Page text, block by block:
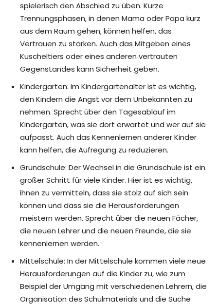
spielerisch den Abschied zu üben. Kurze
Trennungsphasen, in denen Mama oder Papa kurz
aus dem Raum gehen, können helfen, das
Vertrauen zu stärken. Auch das Mitgeben eines
Kuscheltiers oder eines anderen vertrauten
Gegenstandes kann Sicherheit geben.
Kindergarten: Im Kindergartenalter ist es wichtig,
den Kindern die Angst vor dem Unbekannten zu
nehmen. Sprecht über den Tagesablauf im
Kindergarten, was sie dort erwartet und wer auf sie
aufpasst. Auch das Kennenlernen anderer Kinder
kann helfen, die Aufregung zu reduzieren.
Grundschule: Der Wechsel in die Grundschule ist ein
großer Schritt für viele Kinder. Hier ist es wichtig,
ihnen zu vermitteln, dass sie stolz auf sich sein
können und dass sie die Herausforderungen
meistern werden. Sprecht über die neuen Fächer,
die neuen Lehrer und die neuen Freunde, die sie
kennenlernen werden.
Mittelschule: In der Mittelschule kommen viele neue
Herausforderungen auf die Kinder zu, wie zum
Beispiel der Umgang mit verschiedenen Lehrern, die
Organisation des Schulmaterials und die Suche